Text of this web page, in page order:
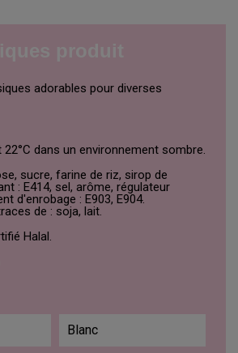
adorables pour diverses
22°C dans un environnement sombre.
sucre, farine de riz, sirop de
: E414, sel, arôme, régulateur
d'enrobage : E903, E904.
de : soja, lait.
Halal.
Blanc